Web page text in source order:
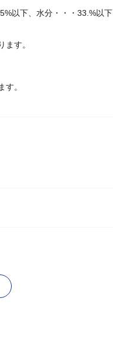
以下、水分・・・33.%以下
す。
。